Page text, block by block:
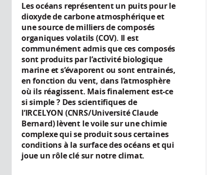
Les océans représentent un puits pour le
dioxyde de carbone atmosphérique et
une source de milliers de composés
organiques volatils (COV). Il est
communément admis que ces composés
sont produits par l’activité biologique
marine et s’évaporent ou sont entrainés,
en fonction du vent, dans l’atmosphère
où ils réagissent. Mais finalement est-ce
si simple ? Des scientifiques de
l’IRCELYON (CNRS/Université Claude
Bernard) lèvent le voile sur une chimie
complexe qui se produit sous certaines
conditions à la surface des océans et qui
joue un rôle clé sur notre climat.